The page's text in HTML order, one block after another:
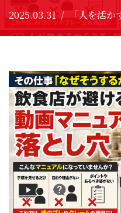
キ
ッ
2025.03.31 「人を活